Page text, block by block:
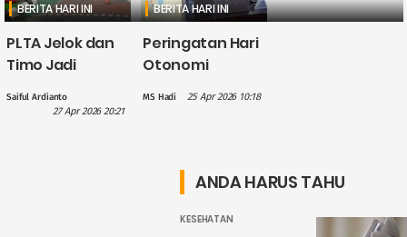
BERITA HARI INI
PLTA Jelok dan
Timo Jadi
dalam
Saiful Ardianto
27 Apr 2026 20:21
BERITA HARI INI
Peringatan Hari
Otonomi
Hilmy: Hak
Sekadar
Wacana
MS Hadi 25 Apr 2026 10:18
ANDA HARUS TAHU
KESEHATAN